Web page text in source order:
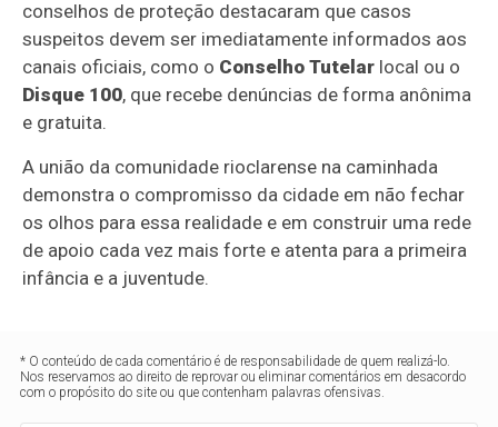
conselhos de proteção destacaram que casos
suspeitos devem ser imediatamente informados aos
canais oficiais, como o Conselho Tutelar local ou o
Disque 100, que recebe denúncias de forma anônima
e gratuita.
A união da comunidade rioclarense na caminhada
demonstra o compromisso da cidade em não fechar
os olhos para essa realidade e em construir uma rede
de apoio cada vez mais forte e atenta para a primeira
infância e a juventude.
* O conteúdo de cada comentário é de responsabilidade de quem realizá-lo.
Nos reservamos ao direito de reprovar ou eliminar comentários em desacordo
com o propósito do site ou que contenham palavras ofensivas.